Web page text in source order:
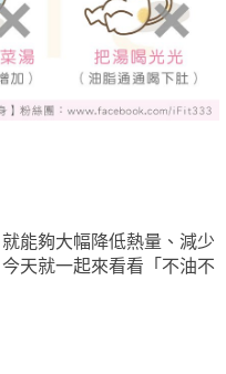
能夠大幅降低熱量、減少
天就一起來看看「不油不